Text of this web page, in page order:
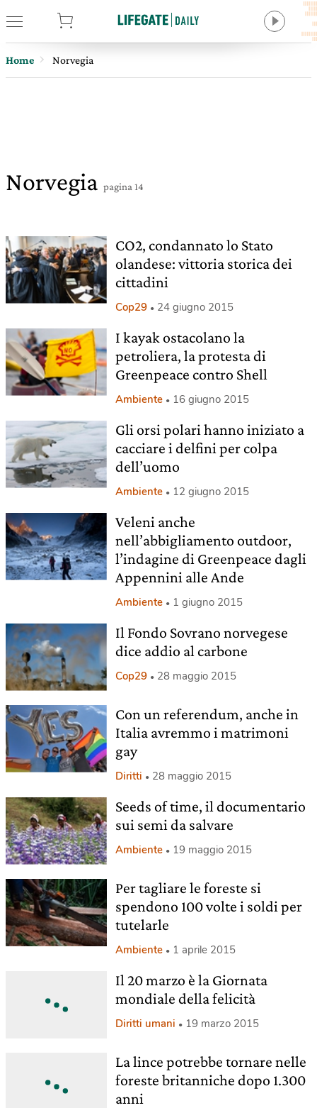
Home Norvegia
Norvegia pagina 14
CO2, condannato lo Stato
olandese: vittoria storica dei
cittadini
Cop29 24 giugno 2015
I kayak ostacolano la
petroliera, la protesta di
Greenpeace contro Shell
Ambiente 16 giugno 2015
Gli orsi polari hanno iniziato a
cacciare i delfini per colpa
dell’uomo
Ambiente 12 giugno 2015
Veleni anche
nell’abbigliamento outdoor,
l’indagine di Greenpeace dagli
Appennini alle Ande
Ambiente 1 giugno 2015
Il Fondo Sovrano norvegese
dice addio al carbone
Cop29 28 maggio 2015
Con un referendum, anche in
Italia avremmo i matrimoni
gay
Diritti 28 maggio 2015
Seeds of time, il documentario
sui semi da salvare
Ambiente 19 maggio 2015
Per tagliare le foreste si
spendono 100 volte i soldi per
tutelarle
Ambiente 1 aprile 2015
Il 20 marzo è la Giornata
mondiale della felicità
Diritti umani 19 marzo 2015
La lince potrebbe tornare nelle
foreste britanniche dopo 1.300
anni